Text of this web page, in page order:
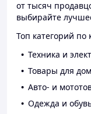
от тысяч
выбирайте
Топ категорий по
Техника и
Товары для
Авто- и
Одежда и